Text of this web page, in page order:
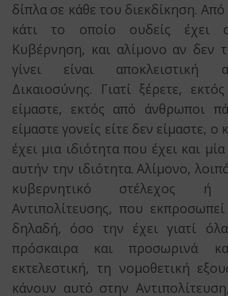
δίπλα σε κάθε του διεκδίκηση.
κάτι το οποίο ουδείς έχει
Κυβέρνηση, και αλίμονο αν δεν
γίνει είναι αποκλειστική
Δικαιοσύνης. Γιατί ξέρετε,
είμαστε, εκτός από άνθρωποι
είμαστε γονείς είτε δεν είμαστε, ο
έχει μια ιδιότητα που έχει και
αυτήν την ιδιότητα. Αλίμονο,
κυβερνητικό στέλεχος
Αντιπολίτευσης, που
δηλαδή, όσο την έχει γιατί
πρόσκαιρα και προσωρινά
εκτελεστική, τη νομοθετική
κάνουν αυτό στην